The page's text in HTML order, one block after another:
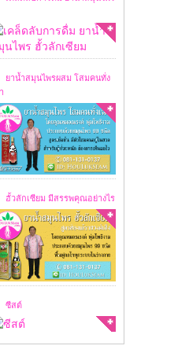
ยาน้ำสมุนไพรผสม โสมคนทั่ง
ลังจากที่ ยาน้ำ
มุนไพร ฮั้วลักเซียม
ฮั้วลักเซียม มีสรรพคุณอย่างไร
ฮั้วลักเซียม คือ
สมุนไพร 99 ชนิด ...
ซีสต์
าเหตุของการเกิดซีสต์
สต์ คือ ...